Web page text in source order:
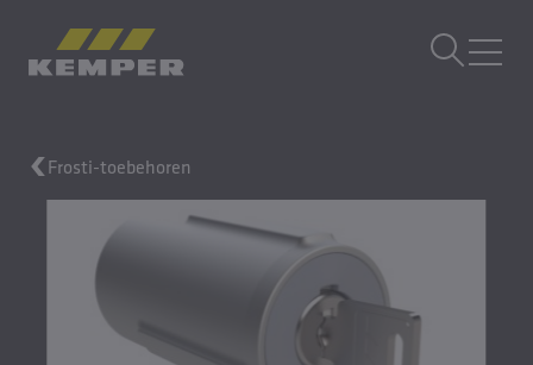
Gewalste producten
NL| NL Taalwisselaar
Frosti-toebehoren